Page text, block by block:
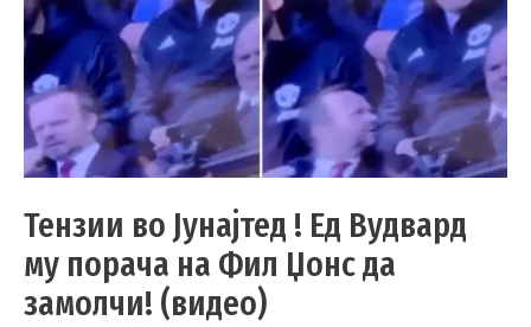
Тензии во Јунајтед ! Ед Вудвард
му порача на Фил Џонс да
замолчи! (видео)